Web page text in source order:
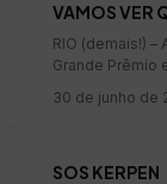
VAMOS VER
RIO (demais!) –
Grande Prêmio
Copa Grande
inscrições
30 de junho de
SOS KERPEN